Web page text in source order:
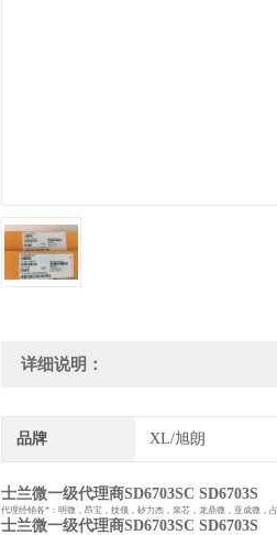
详细说明：
品牌 XL/旭朗
士兰微一级代理商SD6703SC SD6703S
代理经销各*：明微，昂宝，技领，矽力杰，泉芯，龙鼎微，亚成微，
士兰微一级代理商SD6703SC SD6703S